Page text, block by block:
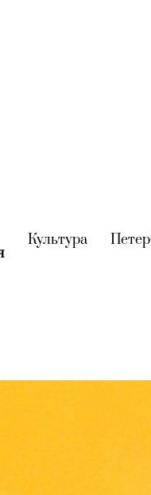
(current)
Культура(current)